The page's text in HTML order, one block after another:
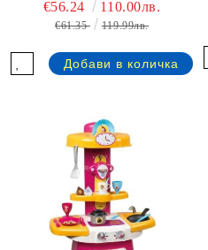
€56.24 110.00лв.
€61.35 119.99лв.